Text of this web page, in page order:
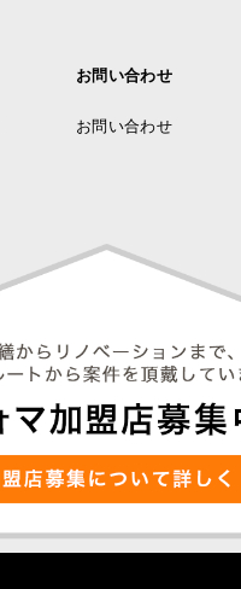
お問い合わせ
お問い合わせ